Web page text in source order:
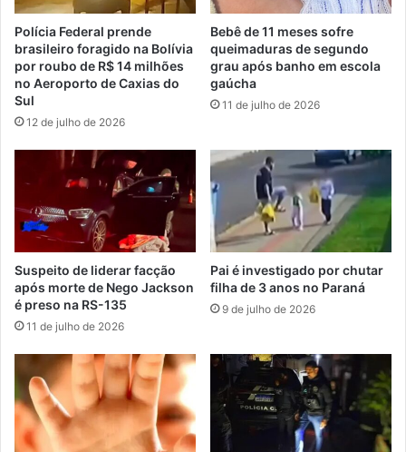
Polícia Federal prende
brasileiro foragido na Bolívia
por roubo de R$ 14 milhões
no Aeroporto de Caxias do
Sul
12 de julho de 2026
Bebê de 11 meses sofre
queimaduras de segundo
grau após banho em escola
gaúcha
11 de julho de 2026
Suspeito de liderar facção
após morte de Nego Jackson
é preso na RS-135
11 de julho de 2026
Pai é investigado por chutar
filha de 3 anos no Paraná
9 de julho de 2026